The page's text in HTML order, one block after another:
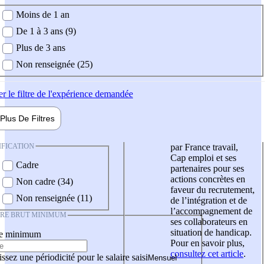
demandée
Moins de 1 an
De 1 à 3 ans (9)
Plus de 3 ans
Non renseignée (25)
le filtre de l'expérience demandée
Plus De Filtres
Cadre
Non cadre (34)
Non renseignée (11)
BRUT MINIMUM
minimum
une périodicité pour le salaire saisi
par France travail,
Cap emploi et ses
partenaires pour ses
actions concrètes en
faveur du recrutement,
de l’intégration et de
l’accompagnement de
ses collaborateurs en
situation de handicap.
Pour en savoir plus,
consultez cet article.